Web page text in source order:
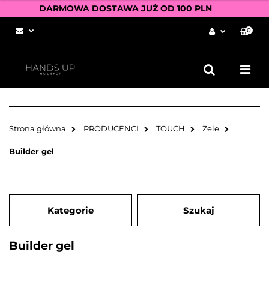
DARMOWA DOSTAWA JUŻ OD 100 PLN
Zarejestruj się
Dodaj zgłoszenie
Zgody cookies
0
Strona główna PRODUCENCI TOUCH Żele
Builder gel
Kategorie Szukaj
Builder gel